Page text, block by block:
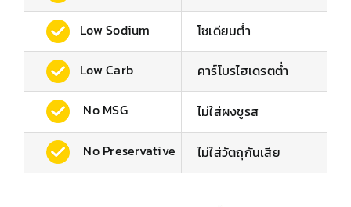
Low Sodium โซเดียมต่ํา
Low Carb คาร์โบรไฮเดรตต่ำ
No MSG ไม่ใส่ผงชูรส
No Preservative ไม่ใส่วัตถุกันเสีย